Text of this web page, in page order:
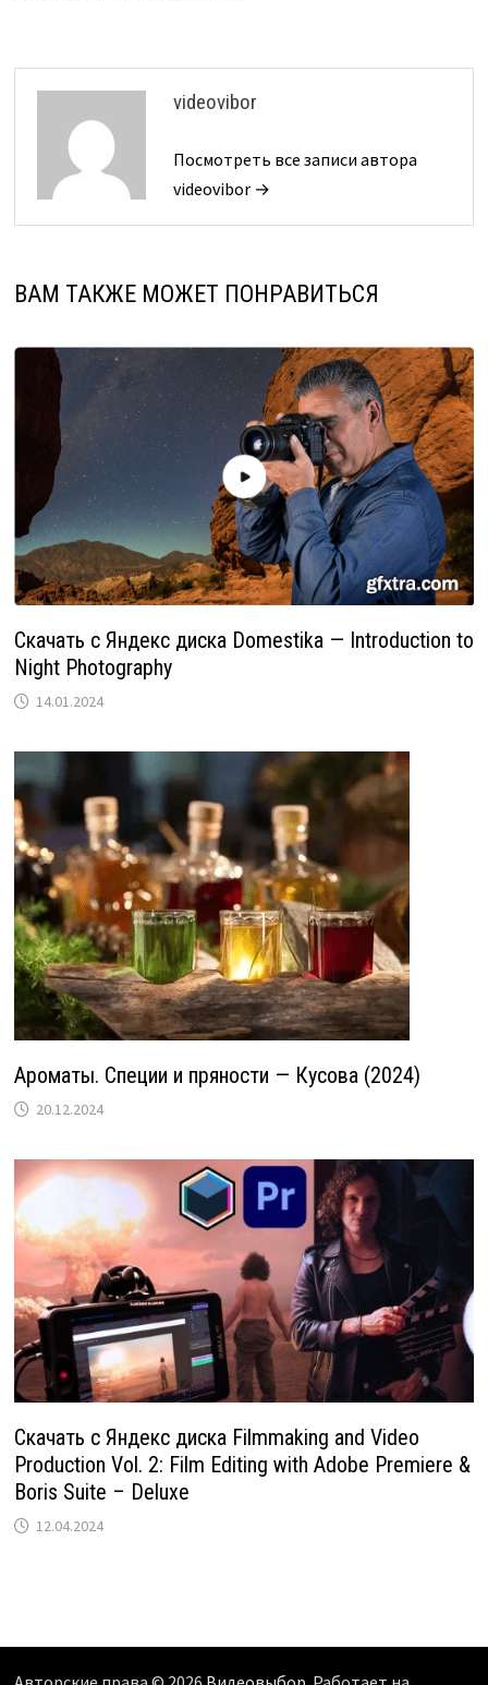
videovibor
Посмотреть все записи автора
videovibor →
ВАМ ТАКЖЕ МОЖЕТ ПОНРАВИТЬСЯ
Скачать с Яндекс диска Domestika — Introduction to
Night Photography
14.01.2024
Ароматы. Специи и пряности — Кусова (2024)
20.12.2024
Скачать с Яндекс диска Filmmaking and Video
Production Vol. 2: Film Editing with Adobe Premiere &
Boris Suite – Deluxe
12.04.2024